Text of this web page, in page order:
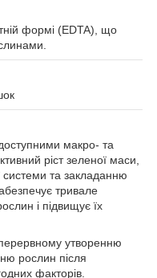
формі (EDTA), що
макро- та
ріст зеленої маси,
та закладанню
тривале
і підвищує їх
утворенню
рослин після
факторів.